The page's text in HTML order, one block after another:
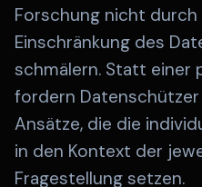
Forschung nicht
Einschränkung des
schmälern. Statt einer
fordern
Ansätze, die die
in den Kontext der
Fragestellung setzen.